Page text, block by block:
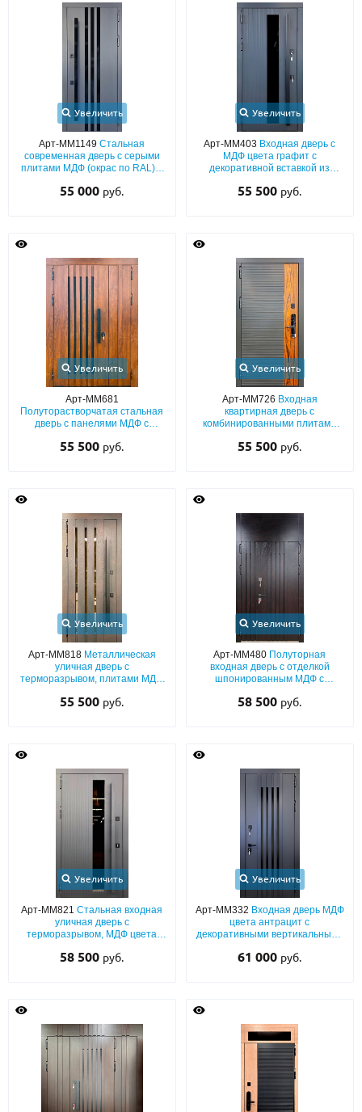
Увеличить
Арт-ММ1149Стальная
современная дверь с серыми
плитами МДФ (окрас по RAL) с
и длинной бугельной ручкой
55 000 руб.
Увеличить
Арт-ММ403 Входная дверь с
МДФ цвета графит с
декоративной вставкой из
ручкой
55 500 руб.
Увеличить
Арт-ММ681
Полуторастворчатая стальная
дверь с панелями МДФ с
бугельной ручкой-скобой
55 500 руб.
Увеличить
Арт-ММ726 Входная
квартирная дверь с
комбинированными плитами
вставка шпон) с
55 500 руб.
Увеличить
Арт-ММ818 Металлическая
уличная дверь с
терморазрывом, плитами МДФ
планками, стеклом и бугельной
55 500 руб.
Увеличить
Арт-ММ480 Полуторная
входная дверь с отделкой
шпонированным МДФ с
глухой фрамугой
58 500 руб.
Увеличить
Арт-ММ821Стальная входная
уличная дверь с
терморазрывом, МДФ цвета
удлиненным стеклом и
58 500 руб.
Увеличить
Арт-ММ332 Входная дверь МДФ
цвета антрацит с
декоративными вертикальными
61 000 руб.